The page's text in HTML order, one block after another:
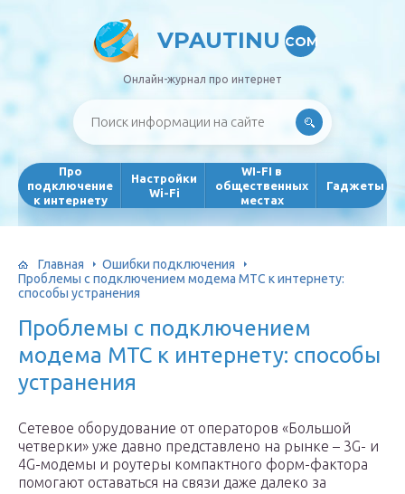
VPAUTINU COM
Онлайн-журнал про интернет
Про
подключение
к интернету
Настройки
Wi-Fi
WI-FI в
общественных
местах
Гаджеты
Главная
Ошибки подключения
Проблемы с подключением модема МТС к интернету:
способы устранения
Проблемы с подключением
модема МТС к интернету: способы
устранения
Сетевое оборудование от операторов «Большой
четверки» уже давно представлено на рынке – 3G- и
4G-модемы и роутеры компактного форм-фактора
помогают оставаться на связи даже далеко за